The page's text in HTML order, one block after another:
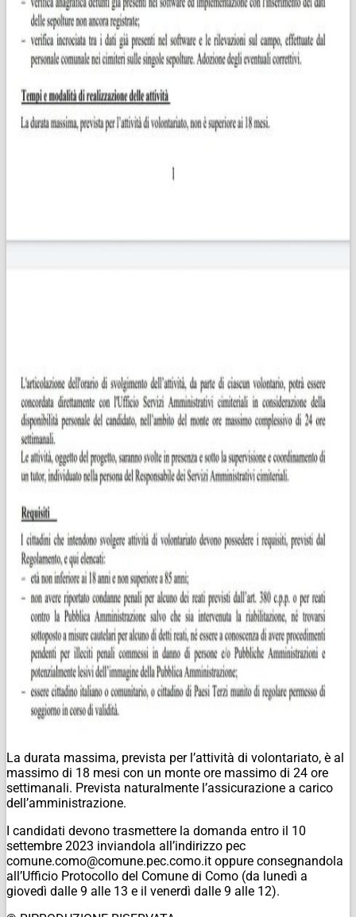
La durata massima, prevista per l’attività di volontariato, è al
massimo di 18 mesi con un monte ore massimo di 24 ore
settimanali. Prevista naturalmente l’assicurazione a carico
dell’amministrazione.
I candidati devono trasmettere la domanda entro il 10
settembre 2023 inviandola all’indirizzo pec
comune.como@comune.pec.como.it oppure consegnandola
all’Ufficio Protocollo del Comune di Como (da lunedì a
giovedì dalle 9 alle 13 e il venerdì dalle 9 alle 12).